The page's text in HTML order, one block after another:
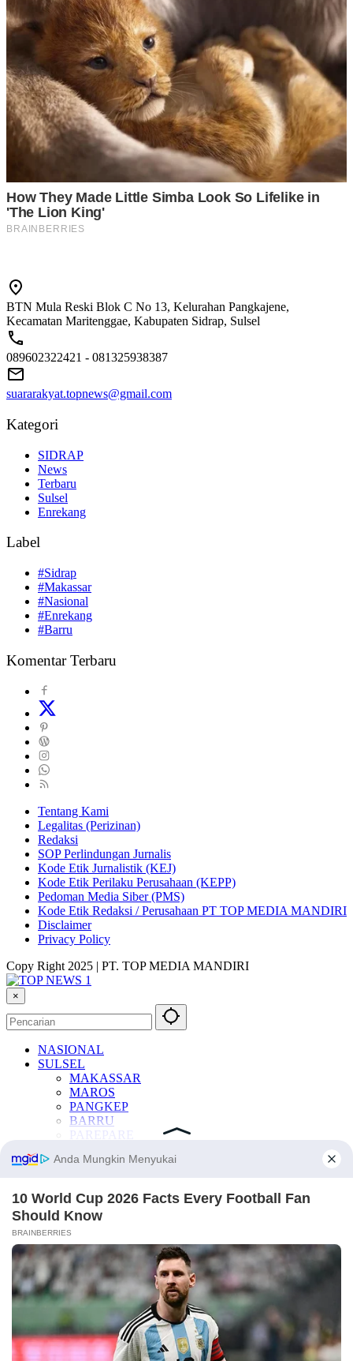
BTN Mula Reski Blok C No 13, Kelurahan Pangkajene,
Kecamatan Maritenggae, Kabupaten Sidrap, Sulsel
089602322421 - 081325938387
suararakyat.topnews@gmail.com
Kategori
SIDRAP
News
Terbaru
Sulsel
Enrekang
Label
#Sidrap
#Makassar
#Nasional
#Enrekang
#Barru
Komentar Terbaru
Tentang Kami
Legalitas (Perizinan)
Redaksi
SOP Perlindungan Jurnalis
Kode Etik Jurnalistik (KEJ)
Kode Etik Perilaku Perusahaan (KEPP)
Pedoman Media Siber (PMS)
Kode Etik Redaksi / Perusahaan PT TOP MEDIA MANDIRI
Disclaimer
Privacy Policy
Copy Right 2025 | PT. TOP MEDIA MANDIRI
×
NASIONAL
SULSEL
MAKASSAR
MAROS
PANGKEP
BARRU
PAREPARE
PINRANG
BANTAENG
WAJO
BONE
BULUKUMBA
GOWA
JENEPONTO
LUWU
LUWU TIMUR
LUWU UTARA
PALOPO
SINJAI
SOPPENG